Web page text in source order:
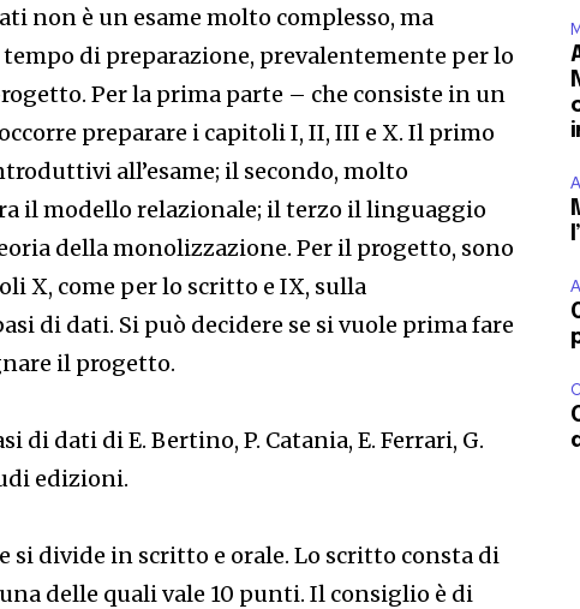
non è un esame molto complesso, ma
di preparazione, prevalentemente per lo
Per la prima parte – che consiste in un
preparare i capitoli I, II, III e X. Il primo
all’esame; il secondo, molto
il modello relazionale; il terzo il linguaggio
della monolizzazione. Per il progetto, sono
X, come per lo scritto e IX, sulla
di dati. Si può decidere se si vuole prima fare
il progetto.
di dati di E. Bertino, P. Catania, E. Ferrari, G.
edizioni.
si divide in scritto e orale. Lo scritto consta di
delle quali vale 10 punti. Il consiglio è di